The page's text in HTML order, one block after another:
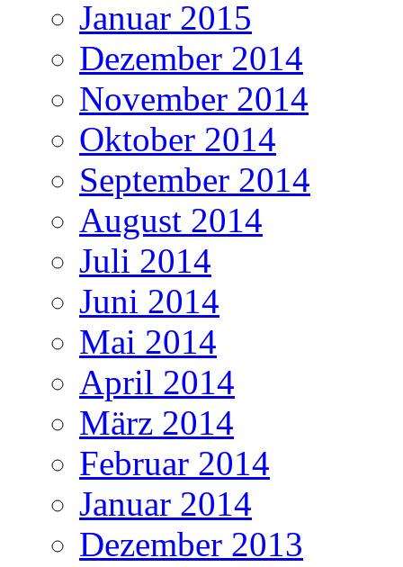
Januar 2015
Dezember 2014
November 2014
Oktober 2014
September 2014
August 2014
Juli 2014
Juni 2014
Mai 2014
April 2014
März 2014
Februar 2014
Januar 2014
Dezember 2013